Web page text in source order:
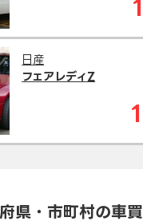
日産
フェアレディZ
県・市町村の車